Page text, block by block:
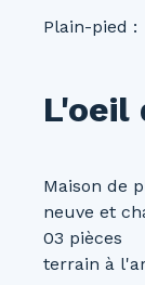
Plain-pied :
L'oeil
Maison de
neuve et
03 pièces
terrain à